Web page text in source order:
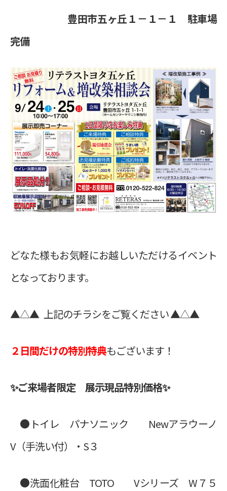
豊田市五ヶ丘１－１－１ 駐車場
完備
どなた様もお気軽にお越しいただけるイベント
となっております。
▲△▲ 上記のチラシをご覧ください ▲△▲
２日間だけの特別特典もございます！
✨ご来場者限定 展示現品特別価格✨
●トイレ パナソニック Newアラウーノ
V（手洗い付）・S３
●洗面化粧台 TOTO Vシリーズ W７５